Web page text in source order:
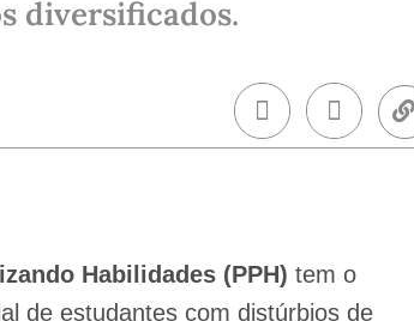
diversificados.
Habilidades (PPH) tem o
de estudantes com distúrbios de